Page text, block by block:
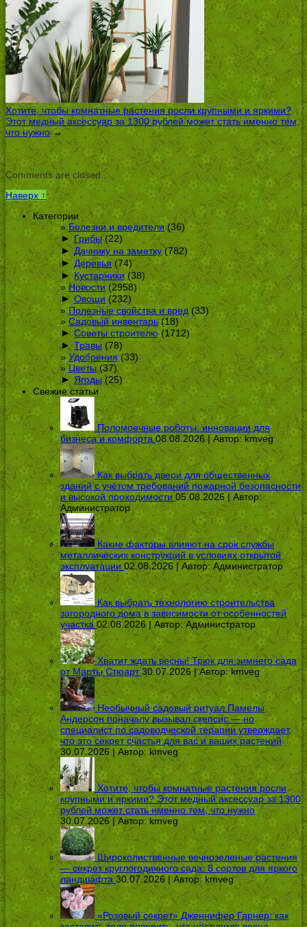
Хотите, чтобы комнатные растения росли крупными и яркими?
Этот медный аксессуар за 1300 рублей может стать именно тем,
что нужно→
Comments are closed.
Наверх ↑
Категории
Болезни и вредители(36)
► Грибы(22)
► Дачнику на заметку(782)
► Деревья(74)
► Кустарники(38)
Новости(2958)
► Овощи (232)
Полезные свойства и вред(33)
Садовый инвентарь (18)
► Советы строителю(1712)
► Травы(78)
Удобрения(33)
Цветы(37)
► Ягоды(25)
Свежие статьи
Поломоечные роботы: инновации для
бизнеса и комфорта 08.08.2026 | Автор: kmveg
Как выбрать двери для общественных
зданий с учётом требований пожарной безопасности
и высокой проходимости 05.08.2026 | Автор:
Администратор
Какие факторы влияют на срок службы
металлических конструкций в условиях открытой
эксплуатации 02.08.2026 | Автор:Администратор
Как выбрать технологию строительства
загородного дома в зависимости от особенностей
участка 02.08.2026 | Автор:Администратор
Хватит ждать весны! Трюк для зимнего сада
от Марты Стюарт 30.07.2026 | Автор:kmveg
Необычный садовый ритуал Памелы
Андерсон поначалу вызывал скепсис — но
специалист по садоводческой терапии утверждает,
что это секрет счастья для вас и ваших растений
30.07.2026 | Автор: kmveg
Хотите, чтобы комнатные растения росли
крупными и яркими? Этот медный аксессуар за 1300
рублей может стать именно тем, что нужно
30.07.2026 | Автор: kmveg
Широколиственные вечнозеленые растения
— секрет круглогодичного сада: 8 сортов для яркого
ландшафта 30.07.2026 | Автор:kmveg
«Розовый секрет» Дженнифер Гарнер: как